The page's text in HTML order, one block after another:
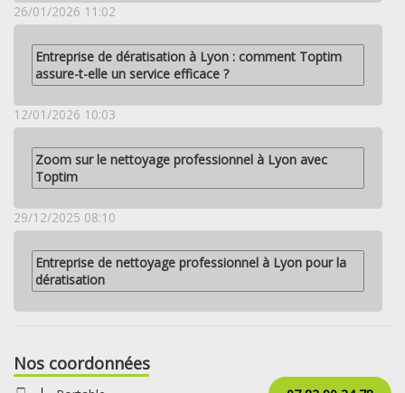
26/01/2026 11:02
Entreprise de dératisation à Lyon : comment Toptim
assure-t-elle un service efficace ?
12/01/2026 10:03
Zoom sur le nettoyage professionnel à Lyon avec
Toptim
29/12/2025 08:10
Entreprise de nettoyage professionnel à Lyon pour la
dératisation
Nos coordonnées